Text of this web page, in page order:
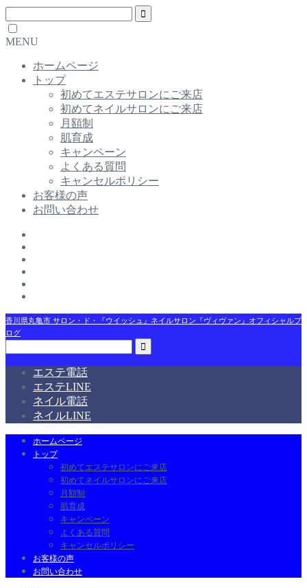
MENU
ホームページ
トップ
初めてエステサロンにご来店
初めてネイルサロンにご来店
月額制
肌育成
キャンペーン
よくある質問
キャンセルポリシー
お客様の声
お問い合わせ
香川県丸亀市 サロン・ド・『ウイッシュ』ネイルサロン『ヴィヴァン』オフィシャルブ
ログ
エステ電話
エステLINE
ネイル電話
ネイルLINE
ホームページ
トップ
初めてエステサロンにご来店
初めてネイルサロンにご来店
月額制
肌育成
キャンペーン
よくある質問
キャンセルポリシー
お客様の声
お問い合わせ